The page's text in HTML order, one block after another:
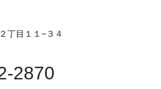
丁目１１−３４
2870